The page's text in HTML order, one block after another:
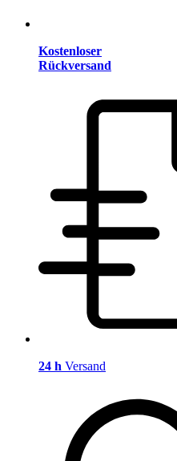
Kostenloser
Rückversand
24 h Versand